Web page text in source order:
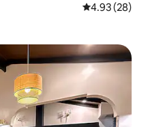
평점 4.93점(5
4.93 (28)